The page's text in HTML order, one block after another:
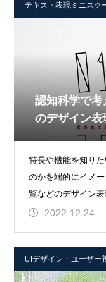
テキスト表現ミニスク
認知科学で考
のデザイン表
特長や機能を知り
のかを端的にイメ
覧などのデザイン
す。2022.12.24
UIデザイン・ユーザー